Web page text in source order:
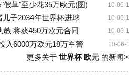
10-06-
假草"至少花35万欧元(图)
10-06-
子2034年世界杯进球
10-06-
将获450万欧元合同
10-06-
入6000万欧元18万军警
更多关于 世界杯 欧元的新闻